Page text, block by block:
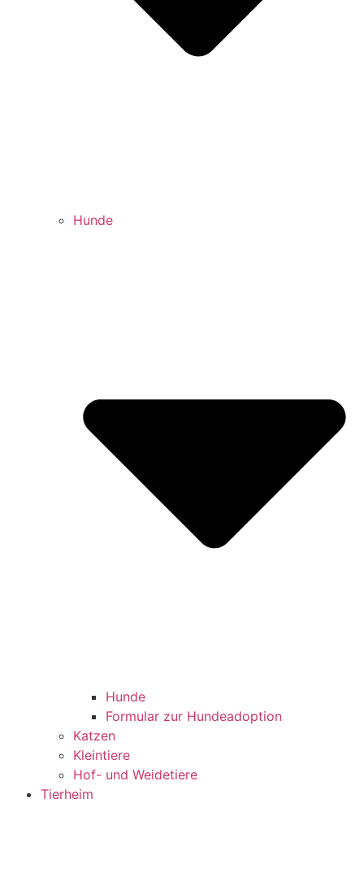
Hunde
Hunde
Formular zur Hundeadoption
Katzen
Kleintiere
Hof- und Weidetiere
Tierheim